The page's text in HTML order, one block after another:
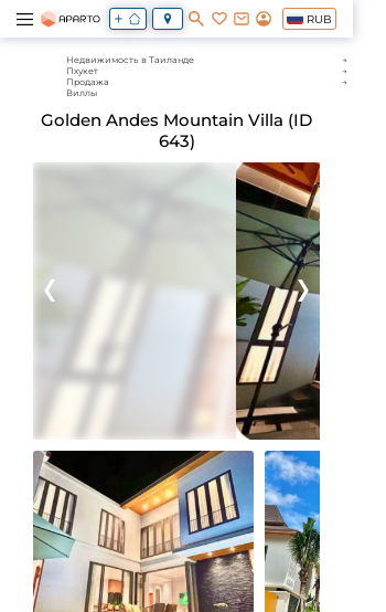
RUB
Недвижимость в Таиланде
Пхукет
Продажа
Виллы
Golden Andes Mountain Villa (ID
643)